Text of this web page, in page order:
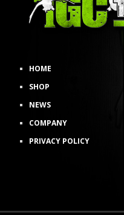
HOME
SHOP
NEWS
COMPANY
PRIVACY POLICY